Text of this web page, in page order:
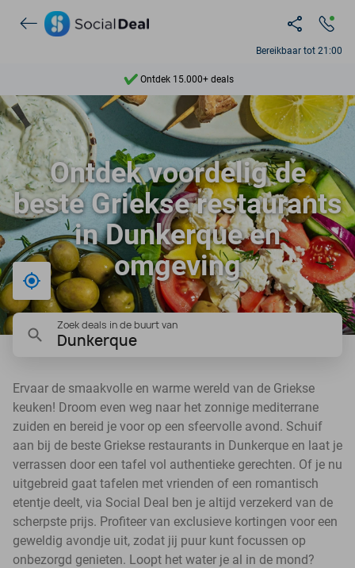
Bereikbaar tot 21:00
Ontdek 15.000+ deals
7 dagen per week beschikbaar
10+ miljoen leden
9,4
Ontdek 15.000+ deals
Ontdek voordelig de
beste Griekse restaurants
in Dunkerque en
omgeving
Bij mij in de buurt
Zoek deals in de buurt van
Dunkerque
Ervaar de smaakvolle en warme wereld van de Griekse
keuken! Droom even weg naar het zonnige mediterrane
zuiden en bereid je voor op een sfeervolle avond. Schuif
aan bij de beste Griekse restaurants in Dunkerque en laat je
verrassen door een tafel vol authentieke gerechten. Of je nu
uitgebreid gaat tafelen met vrienden of een romantisch
etentje deelt, via Social Deal ben je altijd verzekerd van de
scherpste prijs. Profiteer van exclusieve kortingen voor een
geweldig avondje uit, zodat jij puur kunt focussen op
onbezorgd genieten. Loopt het water je al in de mond?